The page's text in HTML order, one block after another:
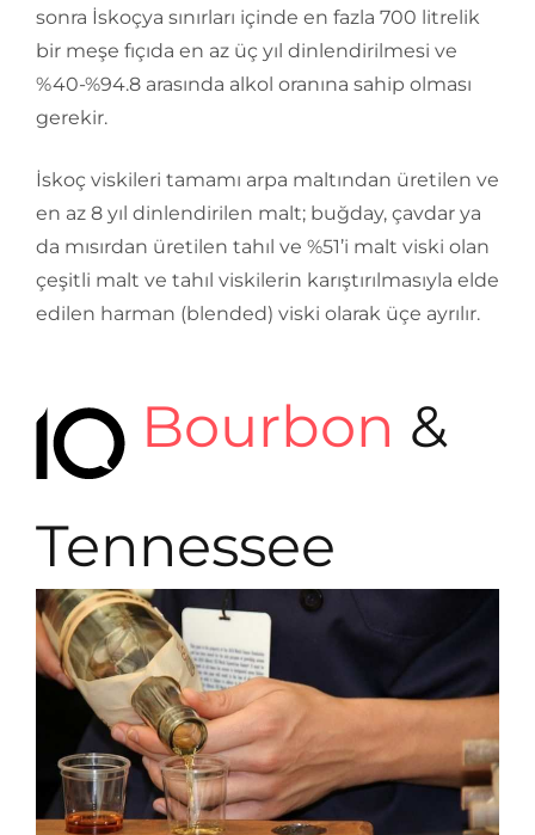
sonra İskoçya sınırları içinde en fazla 700 litrelik
bir meşe fıçıda en az üç yıl dinlendirilmesi ve
%40-%94.8 arasında alkol oranına sahip olması
gerekir.
İskoç viskileri tamamı arpa maltından üretilen ve
en az 8 yıl dinlendirilen malt; buğday, çavdar ya
da mısırdan üretilen tahıl ve %51’i malt viski olan
çeşitli malt ve tahıl viskilerin karıştırılmasıyla elde
edilen harman (blended) viski olarak üçe ayrılır.
Bourbon &
Tennessee